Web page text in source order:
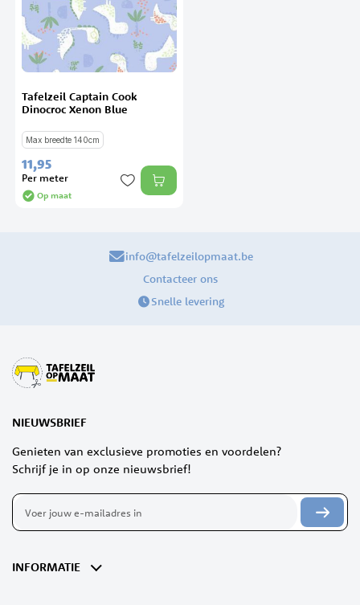
Tafelzeil Captain Cook
Dinocroc Xenon Blue
Max breedte 140cm
11,95
Per meter
Op maat
info@tafelzeilopmaat.be
Contacteer ons
Snelle levering
NIEUWSBRIEF
Genieten van exclusieve promoties en voordelen?
Schrijf je in op onze nieuwsbrief!
Abonneer
op
nieuwsbrief
INFORMATIE